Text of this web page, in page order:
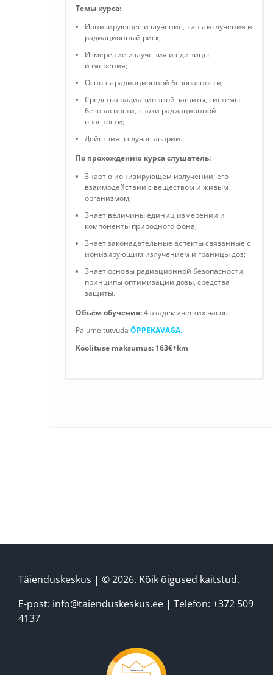
Темы курса:
Ионизирующее излучение, типы излучения и
радиационный риск;
Измерение излучения и единицы
измерения;
Основы радиационной безопасности;
Средства радиационной защиты, системы
безопасности, знаки радиационной
опасности;
Действия в случае аварии.
По прохождению курса слушатель:
Знает о ионизирующем излучении, его
взаимодействии с веществом и живым
организмом;
Знает величины единиц измерении и
компоненты природного фона;
Знает законадательные аспекты связанные с
ионизирующим излучением и границы доз;
Знает основы радиационной безопасности,
принципы оптимизации дозы, средства
защиты.
Объём обучения:4 академических часов
Palume tutvuda ÕPPEKAVAGA.
Koolituse maksumus: 163€+km
Регистрационный номер фирмы
Имя, фамилия регистрирующего
Täienduskeskus | © 2026. Kõik õigused kaitstud.
E-post: info@taienduskeskus.ee| Telefon: +372 509
4137